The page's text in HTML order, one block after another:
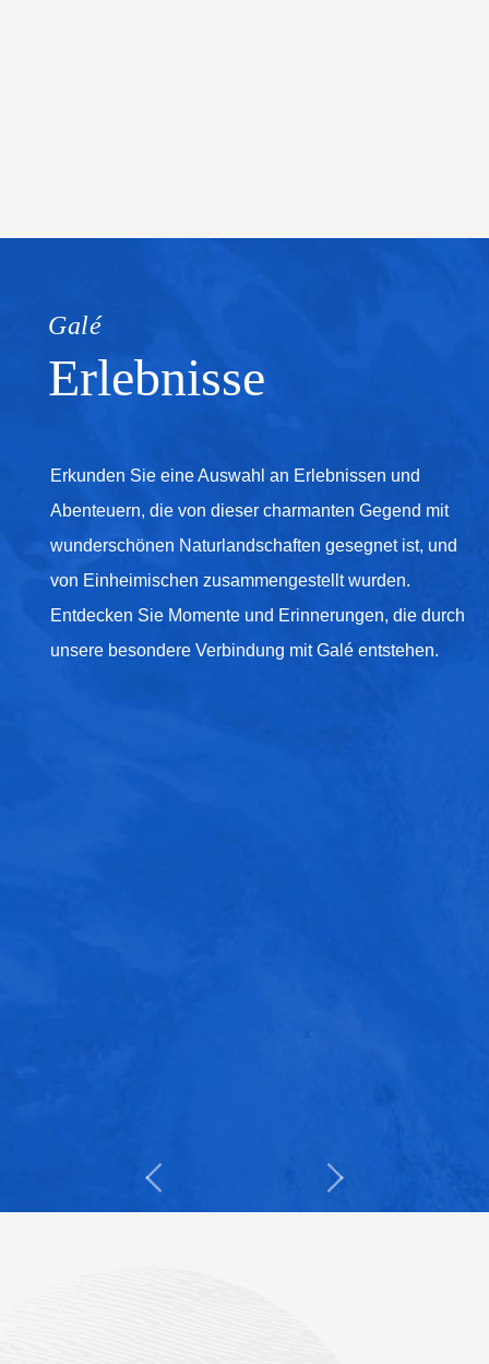
Galé
Erlebnisse
Erkunden Sie eine Auswahl an Erlebnissen und
Abenteuern, die von dieser charmanten Gegend mit
wunderschönen Naturlandschaften gesegnet ist, und
von Einheimischen zusammengestellt wurden.
Entdecken Sie Momente und Erinnerungen, die durch
unsere besondere Verbindung mit Galé entstehen.